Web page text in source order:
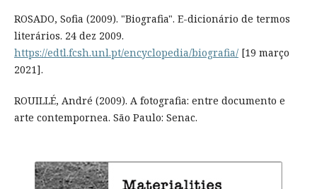
ROSADO, Sofia (2009). "Biografia". E-dicionário de termos
literários. 24 dez 2009.
https://edtl.fcsh.unl.pt/encyclopedia/biografia/[19 março
2021].
ROUILLÉ, André (2009). A fotografia: entre documento e
arte contempornea. São Paulo: Senac.